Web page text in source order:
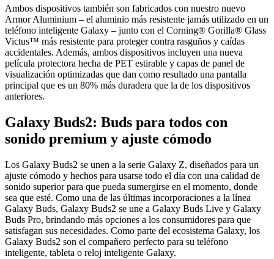
Ambos dispositivos también son fabricados con nuestro nuevo
Armor Aluminium – el aluminio más resistente jamás utilizado en un
teléfono inteligente Galaxy – junto con el Corning® Gorilla® Glass
Victus™ más resistente para proteger contra rasguños y caídas
accidentales. Además, ambos dispositivos incluyen una nueva
película protectora hecha de PET estirable y capas de panel de
visualización optimizadas que dan como resultado una pantalla
principal que es un 80% más duradera que la de los dispositivos
anteriores.
Galaxy Buds2: Buds para todos con
sonido premium y ajuste cómodo
Los Galaxy Buds2 se unen a la serie Galaxy Z, diseñados para un
ajuste cómodo y hechos para usarse todo el día con una calidad de
sonido superior para que pueda sumergirse en el momento, donde
sea que esté. Como una de las últimas incorporaciones a la línea
Galaxy Buds, Galaxy Buds2 se une a Galaxy Buds Live y Galaxy
Buds Pro, brindando más opciones a los consumidores para que
satisfagan sus necesidades. Como parte del ecosistema Galaxy, los
Galaxy Buds2 son el compañero perfecto para su teléfono
inteligente, tableta o reloj inteligente Galaxy.